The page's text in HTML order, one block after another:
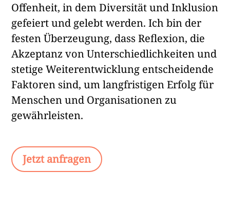
Offenheit, in dem Diversität und Inklusion
gefeiert und gelebt werden. Ich bin der
festen Überzeugung, dass Reflexion, die
Akzeptanz von Unterschiedlichkeiten und
stetige Weiterentwicklung entscheidende
Faktoren sind, um langfristigen Erfolg für
Menschen und Organisationen zu
gewährleisten.
Jetzt anfragen